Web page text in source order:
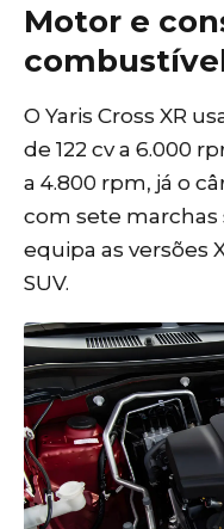
Motor e
O Yaris Cross XR
de 122 cv a 6.000
a 4.800 rpm, já o
com sete marchas
equipa as versões
SUV.